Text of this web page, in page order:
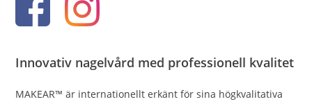
Innovativ nagelvård med professionell kvalitet
MAKEAR™ är internationellt erkänt för sina högkvalitativa